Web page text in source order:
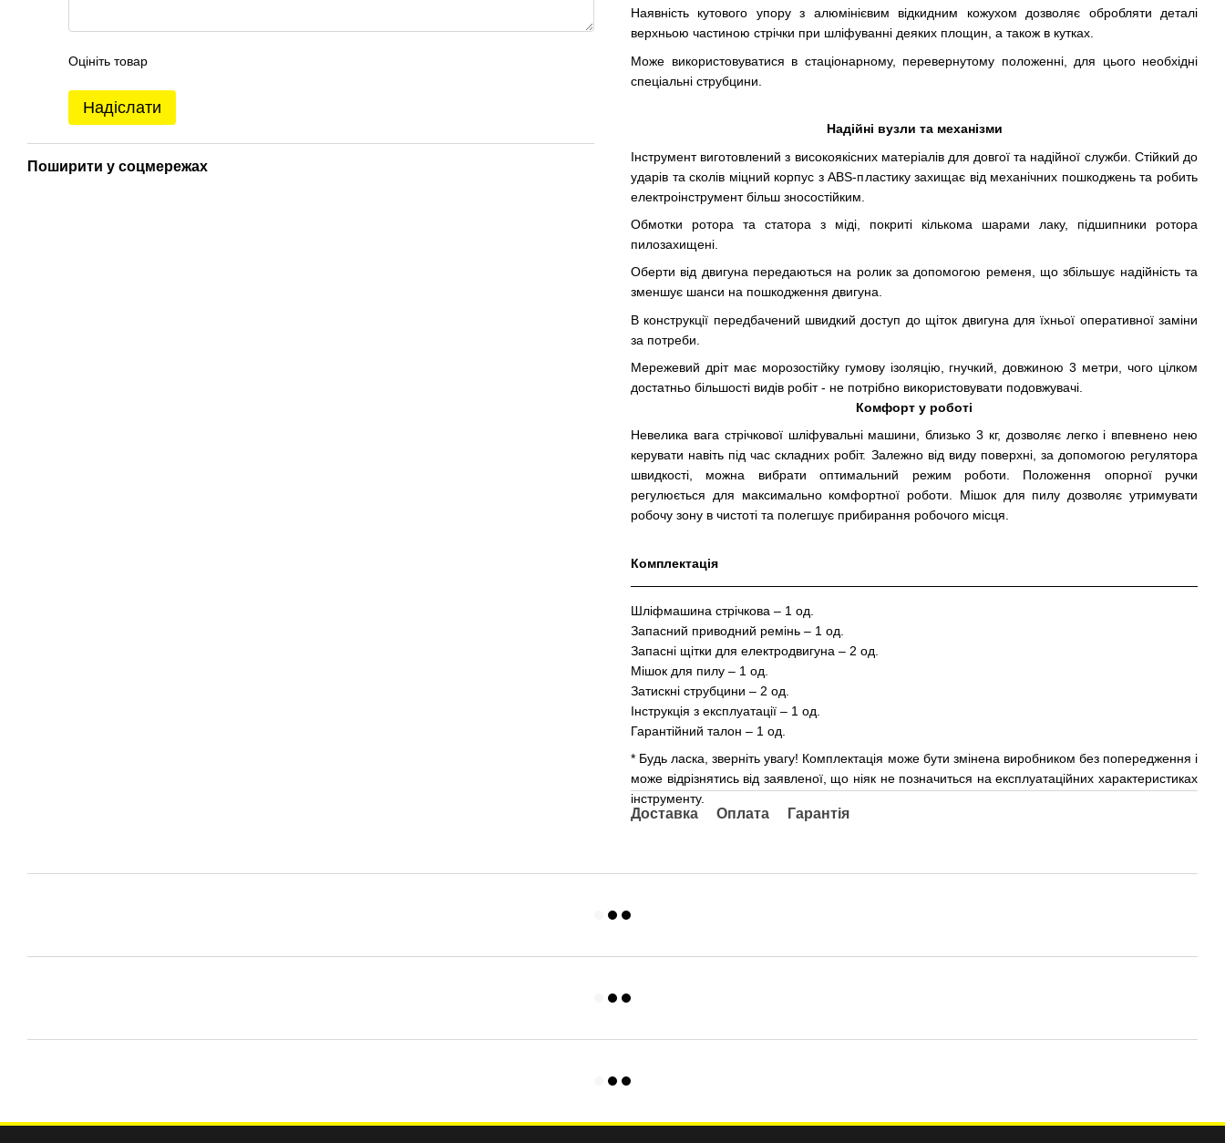
Оцініть товар
Надіслати
Поширити у соцмережах
Наявність кутового упору з алюмінієвим відкидним кожухом дозволяє обробляти деталі
верхньою частиною стрічки при шліфуванні деяких площин, а також в кутках.
Може використовуватися в стаціонарному, перевернутому положенні, для цього необхідні
спеціальні струбцини.
Надійні вузли та механізми
Інструмент виготовлений з високоякісних матеріалів для довгої та надійної служби. Стійкий до
ударів та сколів міцний корпус з ABS-пластику захищає від механічних пошкоджень та робить
електроінструмент більш зносостійким.
Обмотки ротора та статора з міді, покриті кількома шарами лаку, підшипники ротора
пилозахищені.
Оберти від двигуна передаються на ролик за допомогою ременя, що збільшує надійність та
зменшує шанси на пошкодження двигуна.
В конструкції передбачений швидкий доступ до щіток двигуна для їхньої оперативної заміни
за потреби.
Мережевий дріт має морозостійку гумову ізоляцію, гнучкий, довжиною 3 метри, чого цілком
достатньо більшості видів робіт - не потрібно використовувати подовжувачі.
Комфорт у роботі
Невелика вага стрічкової шліфувальні машини, близько 3 кг, дозволяє легко і впевнено нею
керувати навіть під час складних робіт. Залежно від виду поверхні, за допомогою регулятора
швидкості, можна вибрати оптимальний режим роботи. Положення опорної ручки
регулюється для максимально комфортної роботи. Мішок для пилу дозволяє утримувати
робочу зону в чистоті та полегшує прибирання робочого місця.
Комплектація
Шліфмашина стрічкова – 1 од.
Запасний приводний ремінь – 1 од.
Запасні щітки для електродвигуна – 2 од.
Мішок для пилу – 1 од.
Затискні струбцини – 2 од.
Інструкція з експлуатації – 1 од.
Гарантійний талон – 1 од.
* Будь ласка, зверніть увагу! Комплектація може бути змінена виробником без попередження і
може відрізнятись від заявленої, що ніяк не позначиться на експлуатаційних характеристиках
інструменту.
Доставка Оплата Гарантія